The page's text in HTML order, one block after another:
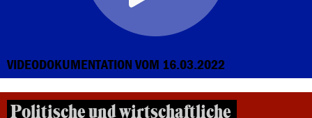
VIDEODOKUMENTATION VOM 16.03.2022
Politische und wirtschaftliche